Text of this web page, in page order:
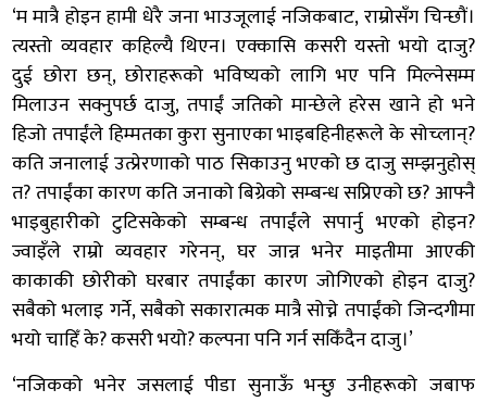
‘म मात्रै होइन हामी धेरै जना भाउजूलाई नजिकबाट, राम्रोसँग चिन्छौं।
त्यस्तो व्यवहार कहिल्यै थिएन। एक्कासि कसरी यस्तो भयो दाजु?
दुई छोरा छन्, छोराहरूको भविष्यको लागि भए पनि मिल्नेसम्म
मिलाउन सक्नुपर्छ दाजु, तपाईं जतिको मान्छेले हरेस खाने हो भने
हिजो तपाईंले हिम्मतका कुरा सुनाएका भाइबहिनीहरूले के सोच्लान्?
कति जनालाई उत्प्रेरणाको पाठ सिकाउनु भएको छ दाजु सम्झनुहोस्
त? तपाईंका कारण कति जनाको बिग्रेको सम्बन्ध सप्रिएको छ? आफ्नै
भाइबुहारीको टुटिसकेको सम्बन्ध तपाईंले सपार्नु भएको होइन?
ज्वाइँले राम्रो व्यवहार गरेनन्, घर जान्न भनेर माइतीमा आएकी
काकाकी छोरीको घरबार तपाईंका कारण जोगिएको होइन दाजु?
सबैको भलाइ गर्ने, सबैको सकारात्मक मात्रै सोच्ने तपाईंको जिन्दगीमा
भयो चाहिँ के? कसरी भयो? कल्पना पनि गर्न सकिँदैन दाजु।’
‘नजिकको भनेर जसलाई पीडा सुनाऊँ भन्छु उनीहरूको जबाफ